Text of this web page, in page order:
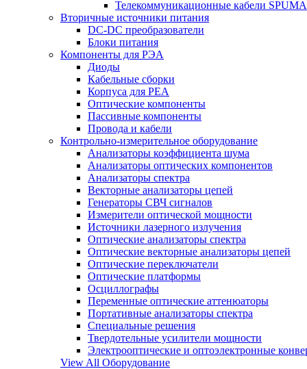
Телекоммуникационные кабели SPUMA
Вторичные источники питания
DC-DC преобразователи
Блоки питания
Компоненты для РЭА
Диоды
Кабельные сборки
Корпуса для РЕА
Оптические компоненты
Пассивные компоненты
Провода и кабели
Контрольно-измерительное оборудование
Анализаторы коэффициента шума
Анализаторы оптических компонентов
Анализаторы спектра
Векторные анализаторы цепей
Генераторы СВЧ сигналов
Измерители оптической мощности
Источники лазерного излучения
Оптические анализаторы спектра
Оптические векторные анализаторы цепей
Оптические переключатели
Оптические платформы
Осциллографы
Переменные оптические аттенюаторы
Портативные анализаторы спектра
Специальные решения
Твердотельные усилители мощности
Электрооптические и оптоэлектронные
View All Оборудование